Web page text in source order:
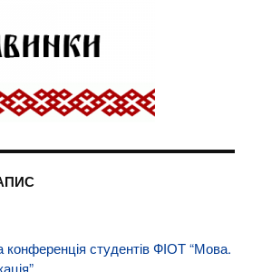
конференція студентів ФІОТ “Мова.